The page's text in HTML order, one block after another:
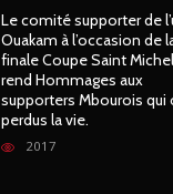
Le comité supporter de
Ouakam à l’occasion de
finale Coupe Saint Michel
rend Hommages aux
supporters Mbourois qui
perdus la vie.
2017